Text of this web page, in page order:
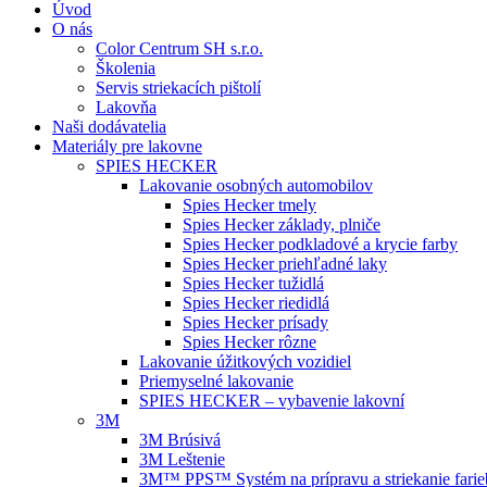
Úvod
O nás
Color Centrum SH s.r.o.
Školenia
Servis striekacích pištolí
Lakovňa
Naši dodávatelia
Materiály pre lakovne
SPIES HECKER
Lakovanie osobných automobilov
Spies Hecker tmely
Spies Hecker základy, plniče
Spies Hecker podkladové a krycie farby
Spies Hecker priehľadné laky
Spies Hecker tužidlá
Spies Hecker riedidlá
Spies Hecker prísady
Spies Hecker rôzne
Lakovanie úžitkových vozidiel
Priemyselné lakovanie
SPIES HECKER – vybavenie lakovní
3M
3M Brúsivá
3M Leštenie
3M™ PPS™ Systém na prípravu a striekanie